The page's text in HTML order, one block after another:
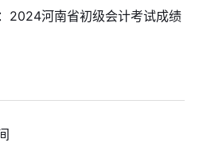
2024河南省初级会计考试成绩